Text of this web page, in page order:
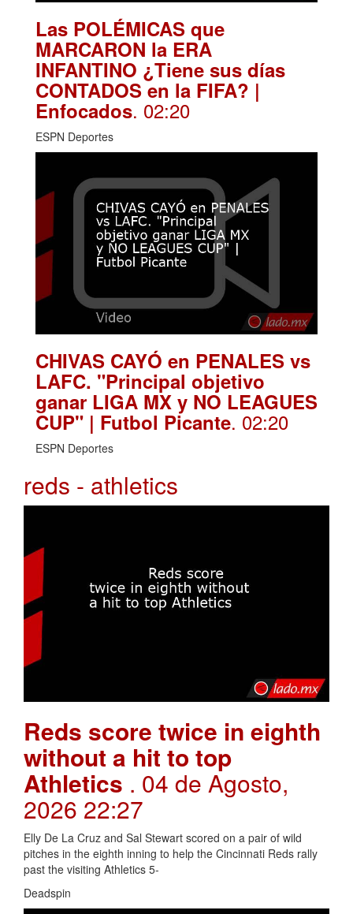
Las POLÉMICAS que
MARCARON la ERA
INFANTINO ¿Tiene sus días
CONTADOS en la FIFA? |
Enfocados. 02:20
ESPN Deportes
CHIVAS CAYÓ en PENALES vs
LAFC. "Principal objetivo
ganar LIGA MX y NO LEAGUES
CUP" | Futbol Picante. 02:20
ESPN Deportes
reds - athletics
Reds score twice in eighth
without a hit to top
Athletics . 04 de Agosto,
2026 22:27
Elly De La Cruz and Sal Stewart scored on a pair of wild
pitches in the eighth inning to help the Cincinnati Reds rally
past the visiting Athletics 5-
Deadspin